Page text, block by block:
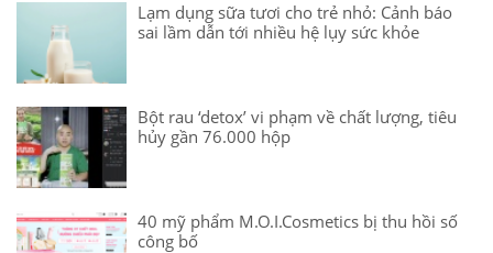
Lạm dụng sữa tươi cho trẻ nhỏ: Cảnh báo
sai lầm dẫn tới nhiều hệ lụy sức khỏe
Bột rau ‘detox’ vi phạm về chất lượng, tiêu
hủy gần 76.000 hộp
40 mỹ phẩm M.O.I.Cosmetics bị thu hồi số
công bố